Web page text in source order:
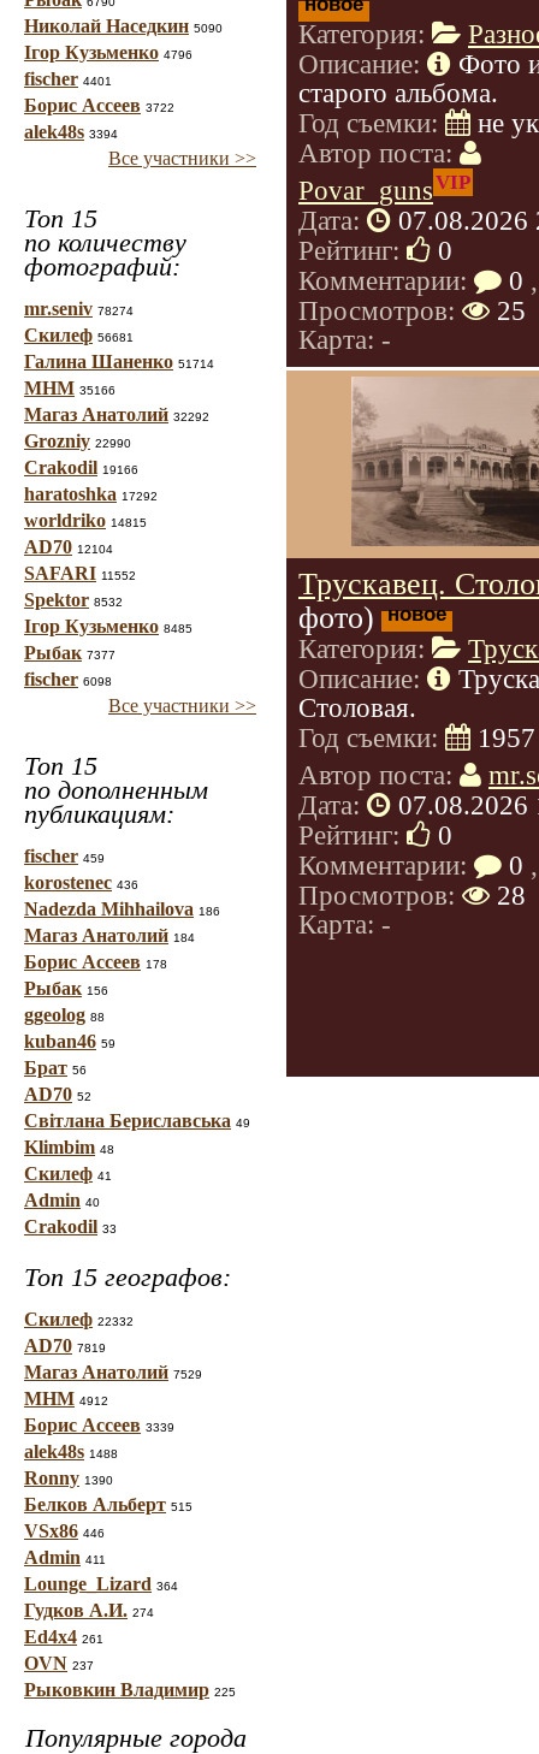
Николай Наседкин 5090
Ігор Кузьменко 4796
fischer 4401
Борис Ассеев 3722
alek48s 3394
Все участники >>
Топ 15
по количеству
фотографий:
mr.seniv 78274
Скилеф 56681
Галина Шаненко 51714
МНМ 35166
Магаз Анатолий 32292
Grozniy 22990
Crakodil 19166
haratoshka 17292
worldriko 14815
AD70 12104
SAFARI 11552
Spektor 8532
Ігор Кузьменко 8485
Рыбак 7377
fischer 6098
Все участники >>
Топ 15
по дополненным
публикациям:
fischer 459
korostenec 436
Nadezda Mihhailova 186
Магаз Анатолий 184
Борис Ассеев 178
Рыбак 156
ggeolog 88
kuban46 59
Брат 56
AD70 52
Світлана Бериславська 49
Klimbim 48
Скилеф 41
Admin 40
Crakodil 33
Топ 15 географов:
Скилеф 22332
AD70 7819
Магаз Анатолий 7529
МНМ 4912
Борис Ассеев 3339
alek48s 1488
Ronny 1390
Белков Альберт 515
VSx86 446
Admin 411
Lounge_Lizard 364
Гудков А.И. 274
Ed4x4 261
OVN 237
Рыковкин Владимир 225
Популярные города
Категория:
Описание:
Фото
старого альбома.
Год съемки:
не
Автор поста:
Povar_gunsVIP
Дата:
07.08.2026
Рейтинг:
0
Комментарии:
0 ,
Просмотров:
25
Карта: -
Трускавец.
фото)
новое
Категория:
Описание:
Столовая.
Год съемки:
1957
Автор поста:
Дата:
07.08.2026
Рейтинг:
0
Комментарии:
0 ,
Просмотров:
28
Карта: -